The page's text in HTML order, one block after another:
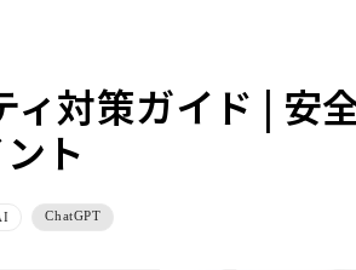
対策ガイド | 安
ト
ChatGPT